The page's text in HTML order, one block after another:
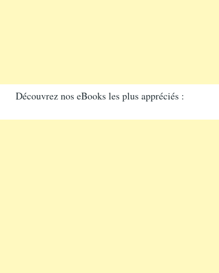
Découvrez nos eBooks les plus appréciés :